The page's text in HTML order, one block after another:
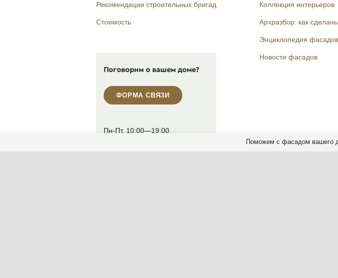
Поможем с фасадом вашего
Рекомендации строительных бригад
Стоимость
Поговорим о вашем доме?
ФОРМА СВЯЗИ
Пн-Пт, 10:00—19:00
Коллекция интерьеров
Архразбор: как
Энциклопедия фасадов
Новости фасадов